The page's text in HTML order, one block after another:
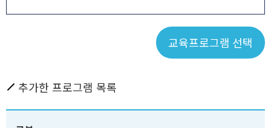
교육프로그램 선택
추가한 프로그램 목록